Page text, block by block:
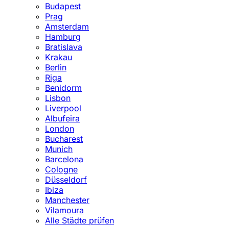
Budapest
Prag
Amsterdam
Hamburg
Bratislava
Krakau
Berlin
Riga
Benidorm
Lisbon
Liverpool
Albufeira
London
Bucharest
Munich
Barcelona
Cologne
Düsseldorf
Ibiza
Manchester
Vilamoura
Alle Städte prüfen